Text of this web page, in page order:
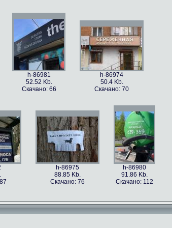
h-86981
52.52 Kb.
Скачано: 66
h-86974
50.4 Kb.
Скачано: 70
h-86975
88.85 Kb.
Скачано: 76
h-86980
91.86 Kb.
Скачано: 112